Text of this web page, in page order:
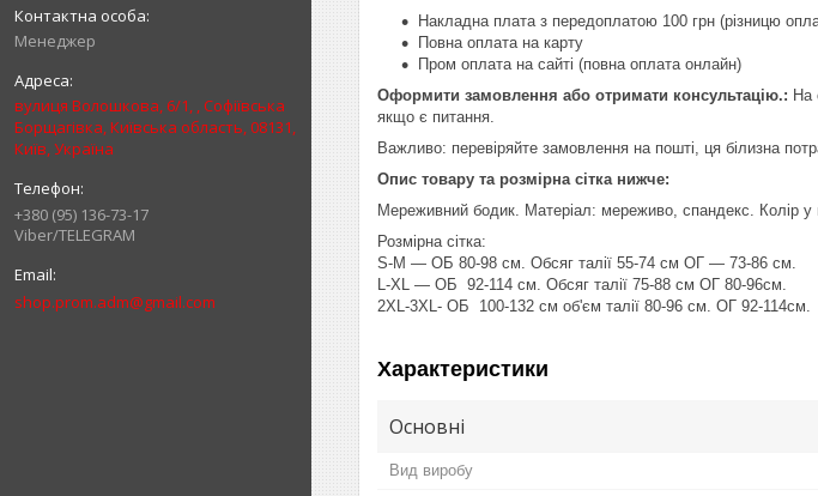
Менеджер
вулиця Волошкова, 6/1, , Софіївська
Борщагівка, Київська область, 08131,
Київ, Україна
+380 (95) 136-73-17
Viber/TELEGRAM
shop.prom.adm@gmail.com
Накладна плата з передоплатою 100 грн (різницю
Повна оплата на карту
Пром оплата на сайті (повна оплата онлайн)
Оформити замовлення або отримати консультацію.: На
якщо є питання.
Важливо: перевіряйте замовлення на пошті, ця білизна
Опис товару та розмірна сітка нижче:
Мереживний бодик. Матеріал: мереживо, спандекс. Колір у
Розмірна сітка:
S-М — ОБ 80-98 см. Обсяг талії 55-74 см ОГ — 73-86 см.
L-XL — ОБ 92-114 см. Обсяг талії 75-88 см ОГ 80-96см.
2XL-3XL- ОБ 100-132 см об'єм талії 80-96 см. ОГ 92-114см.
Характеристики
Основні
Вид виробу